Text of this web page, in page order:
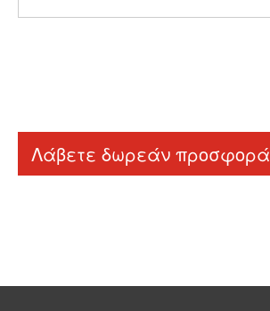
Λάβετε δωρεάν προσφορά